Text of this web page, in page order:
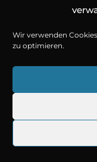
Wir verwenden
zu optimieren.